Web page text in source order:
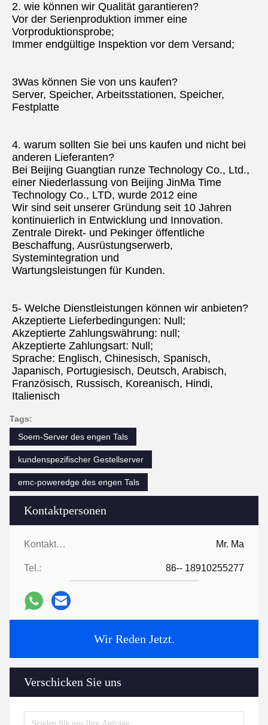
Kontaktpersonen
Kontaktpersonen: Mr. Ma
Tel.: 86-- 18910255277
Wir Reden Jetzt.
Verschicken Sie uns
2. wie können wir Qualität garantieren?
Vor der Serienproduktion immer eine
Vorproduktionsprobe;
Immer endgültige Inspektion vor dem Versand;
3Was können Sie von uns kaufen?
Server, Speicher, Arbeitsstationen, Speicher,
Festplatte
4. warum sollten Sie bei uns kaufen und nicht bei
anderen Lieferanten?
Bei Beijing Guangtian runze Technology Co., Ltd.,
einer Niederlassung von Beijing JinMa Time
Technology Co., LTD, wurde 2012 eine
Wir sind seit unserer Gründung seit 10 Jahren
kontinuierlich in Entwicklung und Innovation.
Zentrale Direkt- und Pekinger öffentliche
Beschaffung, Ausrüstungserwerb,
Systemintegration und
Wartungsleistungen für Kunden.
5- Welche Dienstleistungen können wir anbieten?
Akzeptierte Lieferbedingungen: Null;
Akzeptierte Zahlungswährung: null;
Akzeptierte Zahlungsart: Null;
Sprache: Englisch, Chinesisch, Spanisch,
Japanisch, Portugiesisch, Deutsch, Arabisch,
Französisch, Russisch, Koreanisch, Hindi,
Italienisch
Tags:
Soem-Server des engen Tals
kundenspezifischer Gestellserver
emc-poweredge des engen Tals